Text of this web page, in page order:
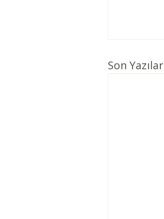
Son Yazılar